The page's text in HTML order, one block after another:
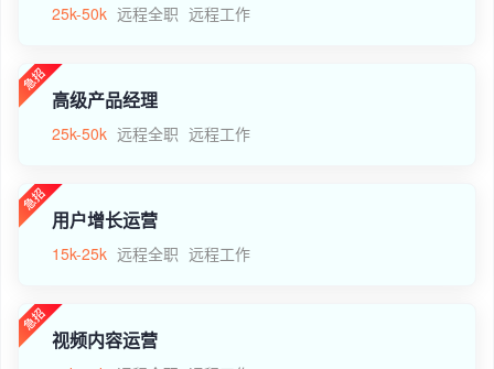
25k-50k 远程全职 远程工作
高级产品经理
25k-50k 远程全职 远程工作
用户增长运营
15k-25k 远程全职 远程工作
视频内容运营